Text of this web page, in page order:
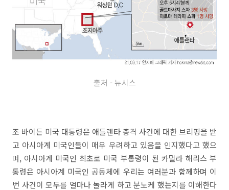
출처 - 뉴시스
조 바이든 미국 대통령은 애틀랜타 총격 사건에 대한 브리핑을 받
고 아시아계 미국인들이 매우 우려하고 있음을 인지했다고 했으
며, 아시아계 미국인 최초로 미국 부통령이 된 카멀라 해리스 부
통령은 아시아계 미국인 공동체에 우리는 여러분과 함께하며 이
번 사건이 모두를 얼마나 놀라게 하고 분노케 했는지를 이해한다